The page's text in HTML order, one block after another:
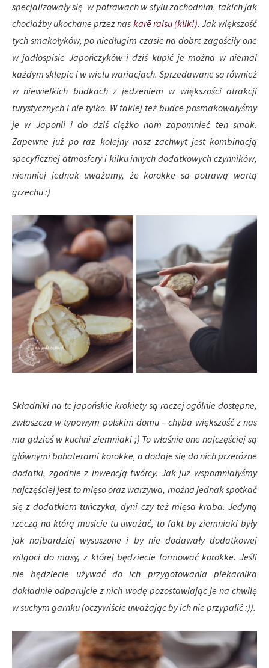
specjalizowały się w potrawach w stylu zachodnim, takich jak
chociażby ukochane przez nas karē raisu (klik!). Jak większość
tych smakołyków, po niedługim czasie na dobre zagościły one
w jadłospisie Japończyków i dziś kupić je można w niemal
każdym sklepie i w wielu wariacjach. Sprzedawane są również
w niewielkich budkach z jedzeniem w większości atrakcji
turystycznych i nie tylko. W takiej też budce posmakowałyśmy
je w Japonii i do dziś ciężko nam zapomnieć ten smak.
Zapewne już po raz kolejny nasz zachwyt jest kombinacją
specyficznej atmosfery i kilku innych dodatkowych czynników,
niemniej jednak uważamy, że korokke są potrawą wartą
grzechu :)
Składniki na te japońskie krokiety są raczej ogólnie dostępne,
zwłaszcza w typowym polskim domu – chyba większość z nas
ma gdzieś w kuchni ziemniaki ;) To właśnie one najczęściej są
głównymi bohaterami korokke, a dodaje się do nich przeróżne
dodatki, zgodnie z inwencją twórcy. Jak już wspomniałyśmy
najczęściej jest to mięso oraz warzywa, można jednak spotkać
się z dodatkiem tuńczyka, dyni czy też mięsa kraba. Jedyną
rzeczą na którą musicie tu uważać, to fakt by ziemniaki były
jak najbardziej wysuszone i by nie dodawały dodatkowej
wilgoci do masy, z której będziecie formować korokke. Jeśli
nie będziecie używać do ich przygotowania piekarnika
dokładnie odparujcie z nich wodę pozostawiając je na chwilę
w suchym garnku (oczywiście uważając by ich nie przypalić :)).